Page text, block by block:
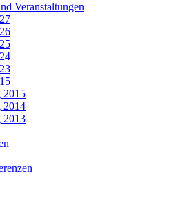
Veranstaltungen
2015
2014
2013